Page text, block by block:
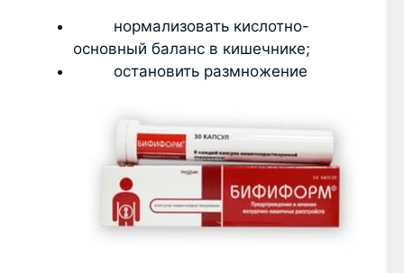
нормализовать кислотно-
основный баланс в кишечнике;
остановить размножение